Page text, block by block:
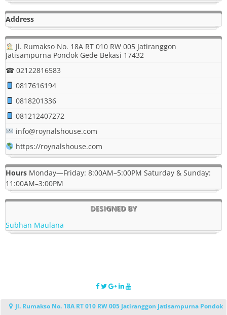
Address
Jl. Rumakso No. 18A RT 010 RW 005 Jatiranggon
Jatisampurna Pondok Gede Bekasi 17432
☎ 02122816583
0817616194
0818201336
081212407272
info@roynalshouse.com
https://roynalshouse.com
Hours Monday—Friday: 8:00AM–5:00PM Saturday & Sunday:
11:00AM–3:00PM
DESIGNED BY
Subhan Maulana
Jl. Rumakso No. 18A RT 010 RW 005 Jatiranggon Jatisampurna Pondok